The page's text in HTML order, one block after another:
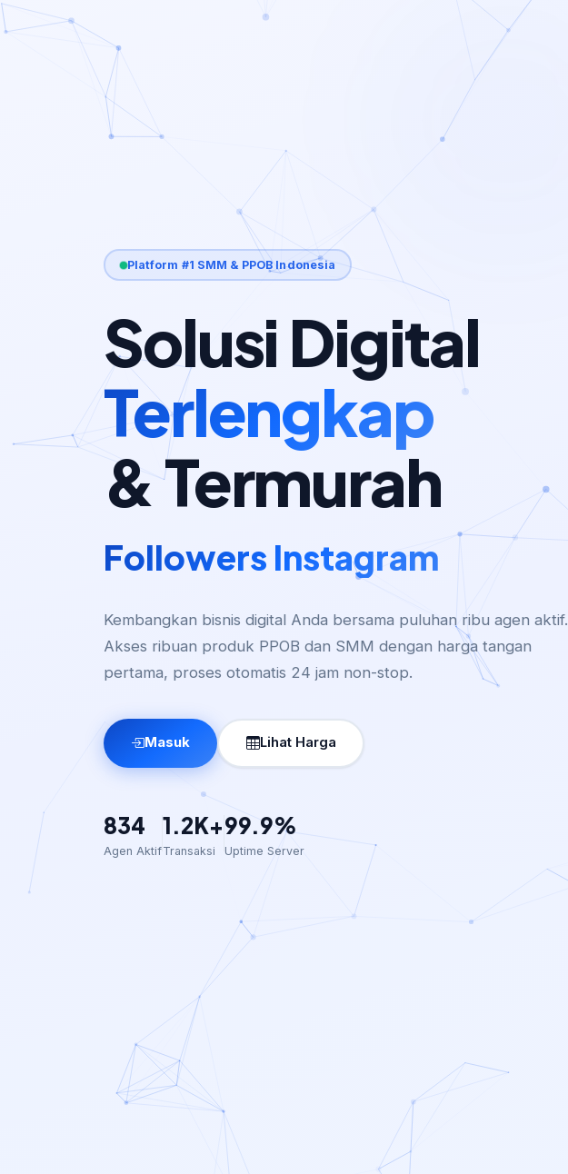
Platform #1 SMM & PPOB Indonesia
Solusi Digital
Terlengkap
& Termurah
TikTok
Kembangkan bisnis digital Anda bersama puluhan ribu agen aktif.
Akses ribuan produk PPOB dan SMM dengan harga tangan
pertama, proses otomatis 24 jam non-stop.
Masuk Lihat Harga
834
Agen Aktif
1.2K+
Transaksi
99.9%
Uptime Server